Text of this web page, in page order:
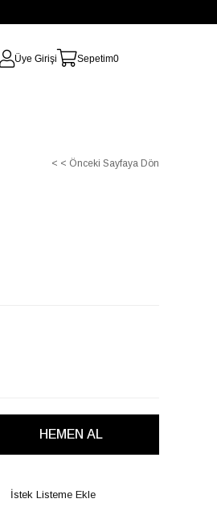
Üye Girişi Sepetim0
< < Önceki Sayfaya Dön
İstek Listeme Ekle